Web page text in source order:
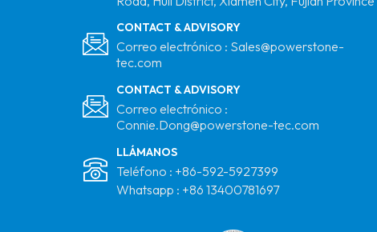
CONTACT & ADVISORY
Correo electrónico : Sales@powerstone-
tec.com
CONTACT & ADVISORY
Correo electrónico :
Connie.Dong@powerstone-tec.com
LLÁMANOS
Teléfono : +86-592-5927399
Whatsapp : +86 13400781697